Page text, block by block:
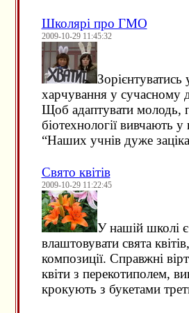
Школярі про ГМО
2009-10-29 11:45:32
Зорієнтуватись
харчування у сучасному
Щоб адаптувати молодь,
біотехнології вивчають
“Наших учнів дуже
Свято квітів
2009-10-29 11:22:45
У нашій школі
влаштовувати свята
композиції. Справжні
квіти з перекотиполем,
крокують з букетами